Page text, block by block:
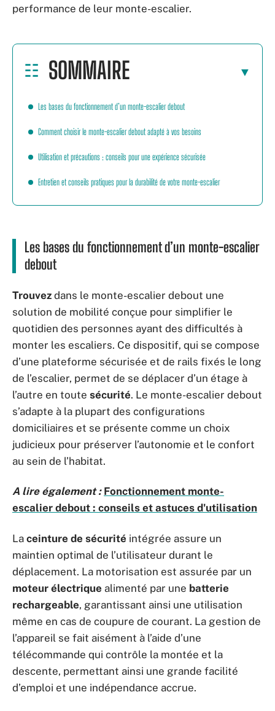
performance de leur monte-escalier.
SOMMAIRE
Les bases du fonctionnement d’un monte-escalier debout
Comment choisir le monte-escalier debout adapté à vos besoins
Utilisation et précautions : conseils pour une expérience sécurisée
Entretien et conseils pratiques pour la durabilité de votre monte-escalier
Les bases du fonctionnement d’un monte-escalier
debout
Trouvez dans le monte-escalier debout une
solution de mobilité conçue pour simplifier le
quotidien des personnes ayant des difficultés à
monter les escaliers. Ce dispositif, qui se compose
d’une plateforme sécurisée et de rails fixés le long
de l’escalier, permet de se déplacer d’un étage à
l’autre en toute sécurité. Le monte-escalier debout
s’adapte à la plupart des configurations
domiciliaires et se présente comme un choix
judicieux pour préserver l’autonomie et le confort
au sein de l’habitat.
A lire également : Fonctionnement monte-
escalier debout : conseils et astuces d'utilisation
La ceinture de sécurité intégrée assure un
maintien optimal de l’utilisateur durant le
déplacement. La motorisation est assurée par un
moteur électrique alimenté par une batterie
rechargeable, garantissant ainsi une utilisation
même en cas de coupure de courant. La gestion de
l’appareil se fait aisément à l’aide d’une
télécommande qui contrôle la montée et la
descente, permettant ainsi une grande facilité
d’emploi et une indépendance accrue.